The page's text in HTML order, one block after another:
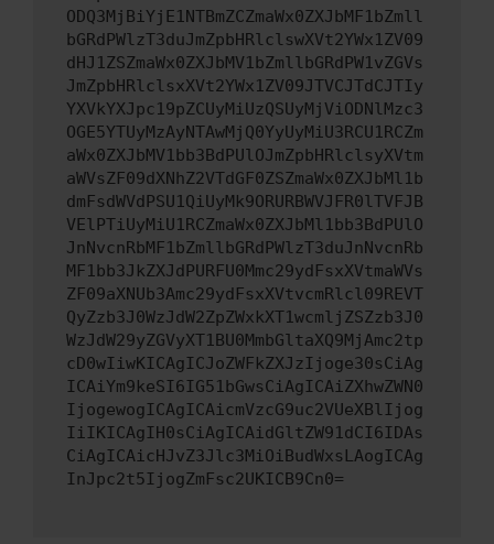
ODQ3MjBiYjE1NTBmZCZmaWx0ZXJbMF1bZmll
bGRdPWlzT3duJmZpbHRlclswXVt2YWx1ZV09
dHJ1ZSZmaWx0ZXJbMV1bZmllbGRdPW1vZGVs
JmZpbHRlclsxXVt2YWx1ZV09JTVCJTdCJTIy
YXVkYXJpc19pZCUyMiUzQSUyMjViODNlMzc3
OGE5YTUyMzAyNTAwMjQ0YyUyMiU3RCU1RCZm
aWx0ZXJbMV1bb3BdPUlOJmZpbHRlclsyXVtm
aWVsZF09dXNhZ2VTdGF0ZSZmaWx0ZXJbMl1b
dmFsdWVdPSU1QiUyMk9ORURBWVJFR0lTVFJB
VElPTiUyMiU1RCZmaWx0ZXJbMl1bb3BdPUlO
JnNvcnRbMF1bZmllbGRdPWlzT3duJnNvcnRb
MF1bb3JkZXJdPURFU0Mmc29ydFsxXVtmaWVs
ZF09aXNUb3Amc29ydFsxXVtvcmRlcl09REVT
QyZzb3J0WzJdW2ZpZWxkXT1wcmljZSZzb3J0
WzJdW29yZGVyXT1BU0MmbGltaXQ9MjAmc2tp
cD0wIiwKICAgICJoZWFkZXJzIjoge30sCiAg
ICAiYm9keSI6IG51bGwsCiAgICAiZXhwZWN0
IjogewogICAgICAicmVzcG9uc2VUeXBlIjog
IiIKICAgIH0sCiAgICAidGltZW91dCI6IDAs
CiAgICAicHJvZ3Jlc3MiOiBudWxsLAogICAg
InJpc2t5IjogZmFsc2UKICB9Cn0=